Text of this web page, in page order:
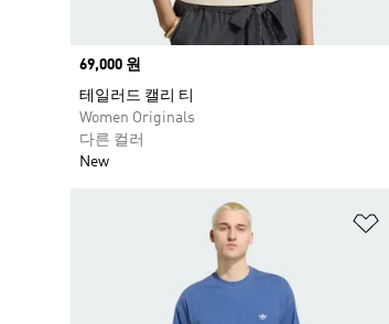
Price
69,000 원
테일러드 캘리 티
Women Originals
다른 컬러
New